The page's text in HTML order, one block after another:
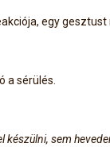
egy gesztust
a sérülés.
sem